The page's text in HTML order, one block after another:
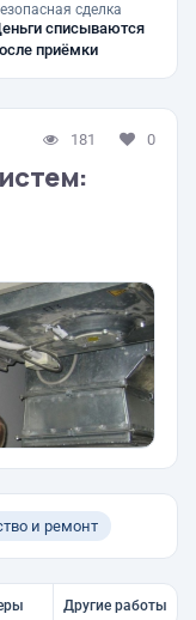
сделка
списываются
приёмки
181 0
и ремонт
Другие работы